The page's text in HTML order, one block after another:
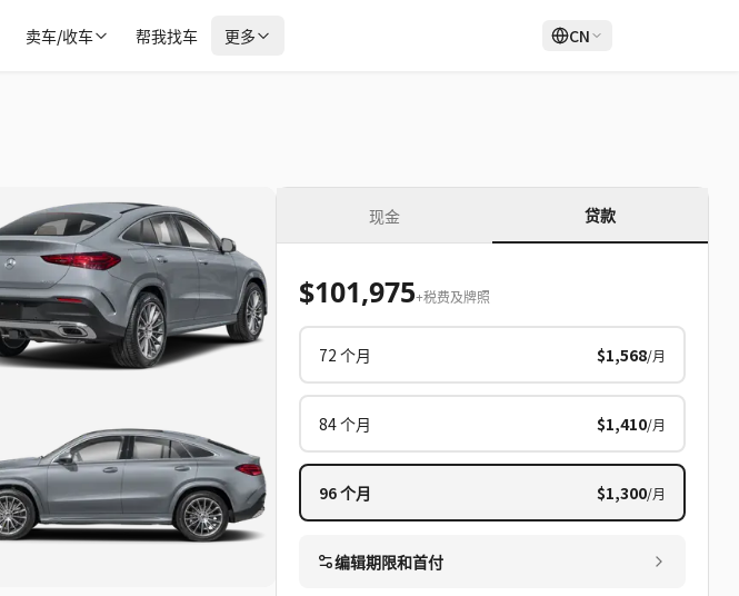
卖车/收车 帮我找车 更多 CN
现金 贷款
$101,975+税费及牌照
72 个月 $1,568/月
84个月 $1,410/月
96个月 $1,300/月
编辑期限和首付